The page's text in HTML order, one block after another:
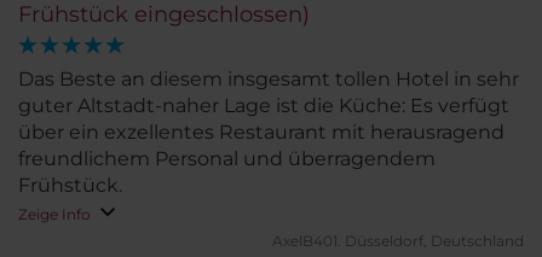
Frühstück eingeschlossen)
Das Beste an diesem insgesamt tollen Hotel in sehr
guter Altstadt-naher Lage ist die Küche: Es verfügt
über ein exzellentes Restaurant mit herausragend
freundlichem Personal und überragendem
Frühstück.
Zeige Info
AxelB401. Düsseldorf, Deutschland